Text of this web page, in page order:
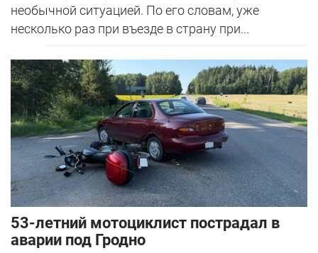
необычной ситуацией. По его словам, уже
несколько раз при въезде в страну при...
53-летний мотоциклист пострадал в
аварии под Гродно